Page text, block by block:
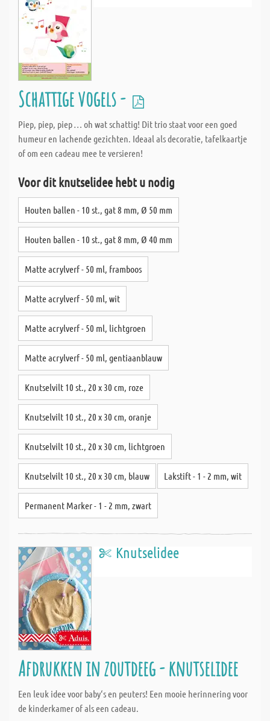
Schattige vogels -
Piep, piep, piep … oh wat schattig! Dit trio staat voor een goed
humeur en lachende gezichten. Ideaal als decoratie, tafelkaartje
of om een cadeau mee te versieren!
Voor dit knutselidee hebt u nodig
Houten ballen - 10 st., gat 8 mm, Ø 50 mm
Houten ballen - 10 st., gat 8 mm, Ø 40 mm
Matte acrylverf - 50 ml, framboos
Matte acrylverf - 50 ml, wit
Matte acrylverf - 50 ml, lichtgroen
Matte acrylverf - 50 ml, gentiaanblauw
Knutselvilt 10 st., 20 x 30 cm, roze
Knutselvilt 10 st., 20 x 30 cm, oranje
Knutselvilt 10 st., 20 x 30 cm, lichtgroen
Knutselvilt 10 st., 20 x 30 cm, blauw Lakstift - 1 - 2 mm, wit
Permanent Marker - 1 - 2 mm, zwart
Knutselidee
Afdrukken in zoutdeeg - knutselidee
Een leuk idee voor baby‘s en peuters! Een mooie herinnering voor
de kinderkamer of als een cadeau.